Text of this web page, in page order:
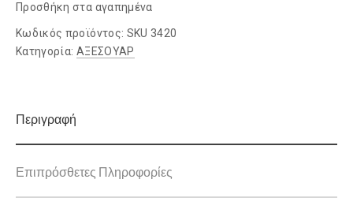
ποσότητα
Προσθήκη στα αγαπημένα
Κωδικός προϊόντος: SKU 3420
Κατηγορία: ΑΞΕΣΟΥΑΡ
Περιγραφή
Επιπρόσθετες Πληροφορίες